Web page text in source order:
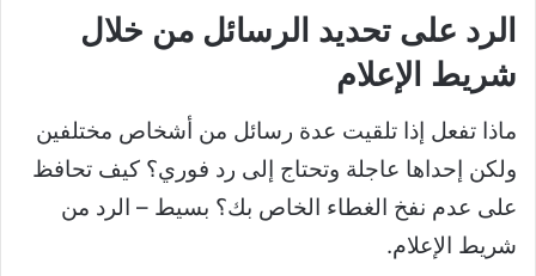
الرد على تحديد الرسائل من خلال
شريط الإعلام
ماذا تفعل إذا تلقيت عدة رسائل من أشخاص مختلفين
ولكن إحداها عاجلة وتحتاج إلى رد فوري؟ كيف تحافظ
على عدم نفخ الغطاء الخاص بك؟ بسيط – الرد من
شريط الإعلام.